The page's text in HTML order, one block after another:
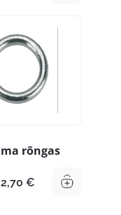
rõngas
2,70 € Hinnavahemik: